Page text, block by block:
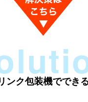
ンク包装機ででき